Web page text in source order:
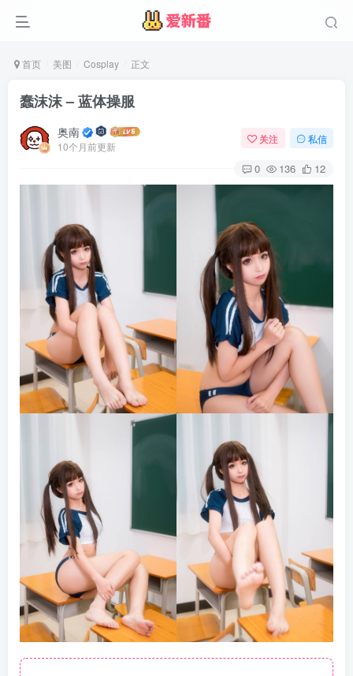
首页 美图 Cosplay 正文
蠢沫沫 – 蓝体操服
奥南
10个月前更新
关注 私信
0 136 12